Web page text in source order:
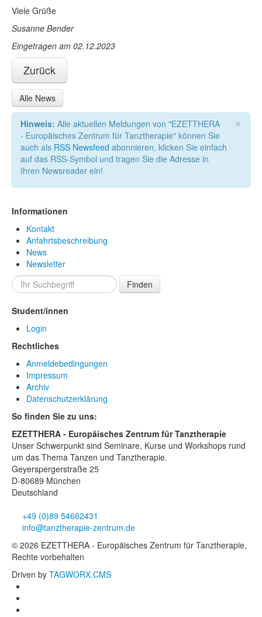
Viele Grüße
Susanne Bender
Eingetragen am 02.12.2023
Zurück
Alle News
×
Hinweis: Alle aktuellen Meldungen von "EZETTHERA
- Europäisches Zentrum für Tanztherapie" können Sie
auch als RSS Newsfeed abonnieren, klicken Sie einfach
auf das RSS-Symbol und tragen Sie die Adresse in
Ihren Newsreader ein!
Informationen
Kontakt
Anfahrtsbeschreibung
News
Newsletter
Finden
Student/innen
Login
Rechtliches
Anmeldebedingungen
Impressum
Archiv
Datenschutzerklärung
So finden Sie zu uns:
EZETTHERA - Europäisches Zentrum für Tanztherapie
Unser Schwerpunkt sind Seminare, Kurse und Workshops rund
um das Thema Tanzen und Tanztherapie.
Geyerspergerstraße 25
D-80689 München
Deutschland
+49 (0)89 54662431
info@tanztherapie-zentrum.de
© 2026 EZETTHERA - Europäisches Zentrum für Tanztherapie,
Rechte vorbehalten
Driven by TAGWORX.CMS